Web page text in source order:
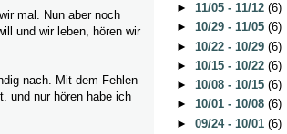
mal. Nun aber noch
und wir leben, hören wir
nach. Mit dem Fehlen
und nur hören habe ich
► 11/05 - 11/12 (6)
► 10/29 - 11/05 (6)
► 10/22 - 10/29 (6)
► 10/15 - 10/22 (6)
► 10/08 - 10/15 (6)
► 10/01 - 10/08 (6)
► 09/24 - 10/01 (6)